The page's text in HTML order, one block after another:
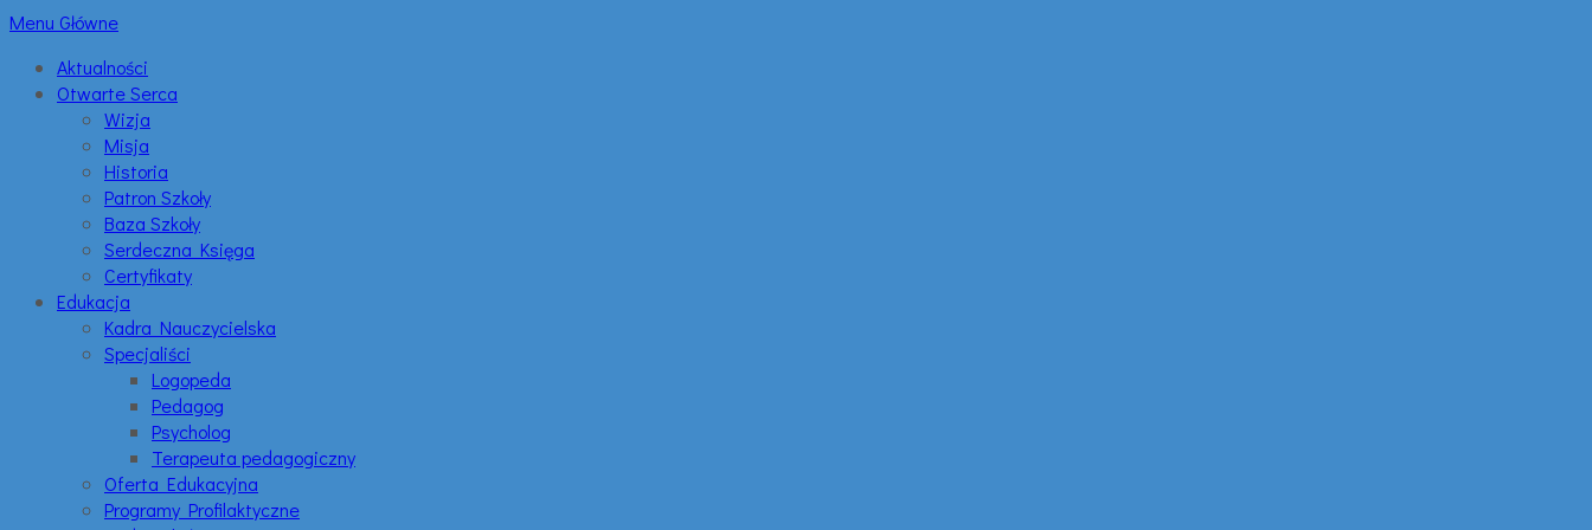
Menu Główne
Aktualności
Otwarte Serca
Wizja
Misja
Historia
Patron Szkoły
Baza Szkoły
Serdeczna Księga
Certyfikaty
Edukacja
Kadra Nauczycielska
Specjaliści
Logopeda
Pedagog
Psycholog
Terapeuta pedagogiczny
Oferta Edukacyjna
Programy Profilaktyczne